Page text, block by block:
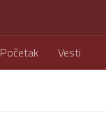
Početak Vesti